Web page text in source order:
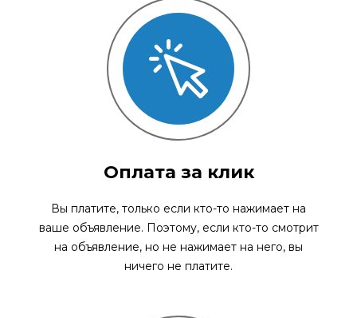
Оплата за клик
Вы платите, только если кто-то нажимает на
ваше объявление. Поэтому, если кто-то смотрит
на объявление, но не нажимает на него, вы
ничего не платите.